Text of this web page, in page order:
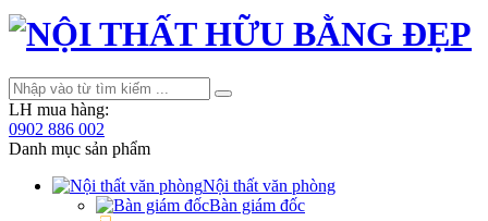
LH mua hàng:
0902 886 002
Danh mục sản phẩm
Nội thất văn phòng
Bàn giám đốc